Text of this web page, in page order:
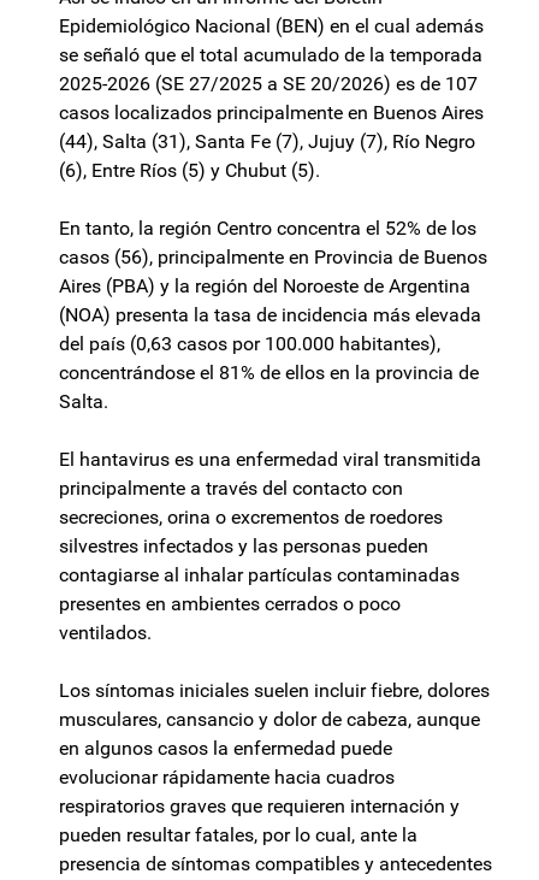
Epidemiológico Nacional (BEN) en el cual además
se señaló que el total acumulado de la temporada
2025-2026 (SE 27/2025 a SE 20/2026) es de 107
casos localizados principalmente en Buenos Aires
(44), Salta (31), Santa Fe (7), Jujuy (7), Río Negro
(6), Entre Ríos (5) y Chubut (5).
En tanto, la región Centro concentra el 52% de los
casos (56), principalmente en Provincia de Buenos
Aires (PBA) y la región del Noroeste de Argentina
(NOA) presenta la tasa de incidencia más elevada
del país (0,63 casos por 100.000 habitantes),
concentrándose el 81% de ellos en la provincia de
Salta.
El hantavirus es una enfermedad viral transmitida
principalmente a través del contacto con
secreciones, orina o excrementos de roedores
silvestres infectados y las personas pueden
contagiarse al inhalar partículas contaminadas
presentes en ambientes cerrados o poco
ventilados.
Los síntomas iniciales suelen incluir fiebre, dolores
musculares, cansancio y dolor de cabeza, aunque
en algunos casos la enfermedad puede
evolucionar rápidamente hacia cuadros
respiratorios graves que requieren internación y
pueden resultar fatales, por lo cual, ante la
presencia de síntomas compatibles y antecedentes